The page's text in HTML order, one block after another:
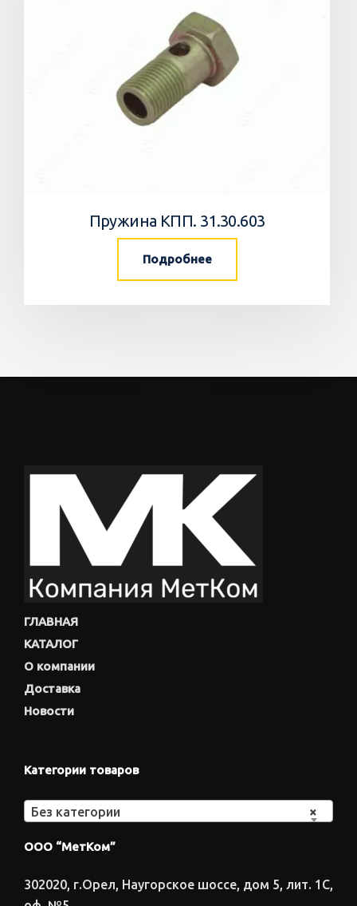
Пружина КПП. 31.30.603
Подробнее
ГЛАВНАЯ
КАТАЛОГ
О компании
Доставка
Новости
Категории товаров
×
Без категории
ООО “МетКом”
302020, г.Орел, Наугорское шоссе, дом 5, лит. 1С,